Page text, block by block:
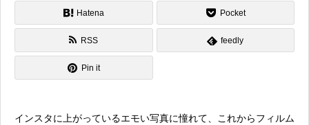
Hatena Pocket
RSS feedly
Pin it
インスタに上がっているエモい写真に憧れて、これからフィルム